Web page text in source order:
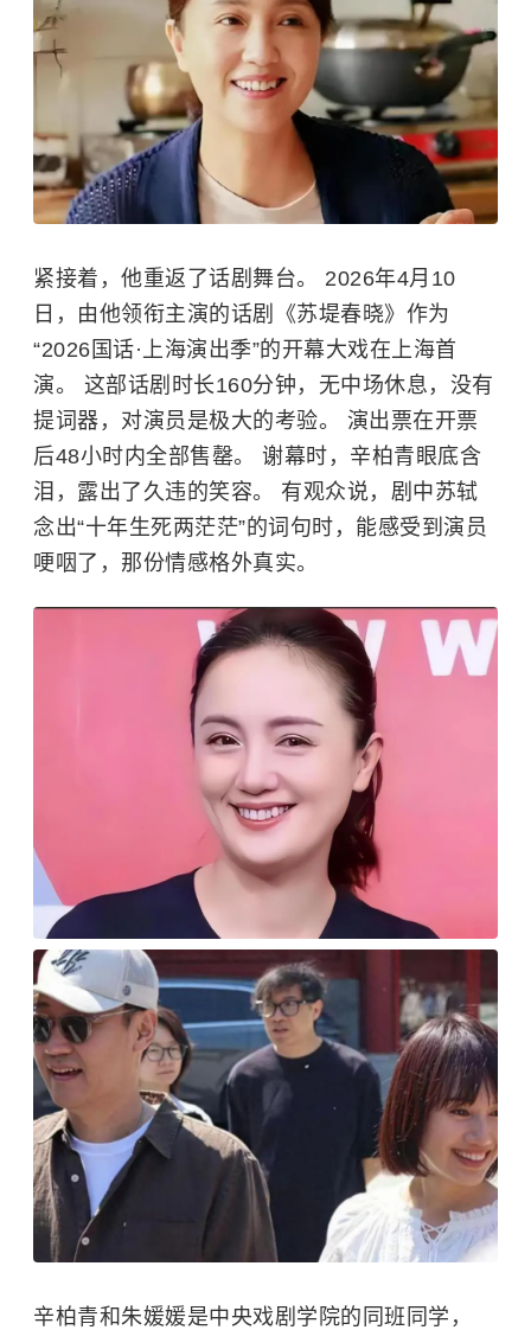
紧接着，他重返了话剧舞台。 2026年4月10
日，由他领衔主演的话剧《苏堤春晓》作为
“2026国话·上海演出季”的开幕大戏在上海首
演。 这部话剧时长160分钟，无中场休息，没有
提词器，对演员是极大的考验。 演出票在开票
后48小时内全部售罄。 谢幕时，辛柏青眼底含
泪，露出了久违的笑容。 有观众说，剧中苏轼
念出“十年生死两茫茫”的词句时，能感受到演员
哽咽了，那份情感格外真实。
辛柏青和朱媛媛是中央戏剧学院的同班同学，